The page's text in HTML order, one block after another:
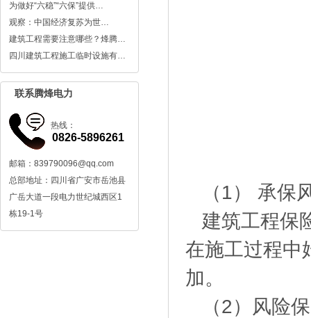
为做好“六稳”“六保”提供…
观察：中国经济复苏为世…
建筑工程需要注意哪些？烽腾…
四川建筑工程施工临时设施有…
联系腾烽电力
热线：
0826-5896261
邮箱：839790096@qq.com
总部地址：四川省广安市岳池县
广岳大道一段电力世纪城西区1
栋19-1号
（1） 承保
建筑工程保
在施工过程中
加。
（2）风险